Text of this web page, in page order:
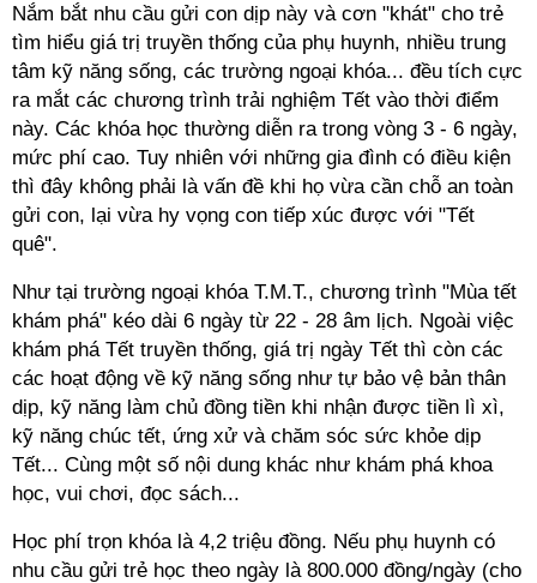
Nắm bắt nhu cầu gửi con dịp này và cơn "khát" cho trẻ
tìm hiểu giá trị truyền thống của phụ huynh, nhiều trung
tâm kỹ năng sống, các trường ngoại khóa... đều tích cực
ra mắt các chương trình trải nghiệm Tết vào thời điểm
này. Các khóa học thường diễn ra trong vòng 3 - 6 ngày,
mức phí cao. Tuy nhiên với những gia đình có điều kiện
thì đây không phải là vấn đề khi họ vừa cần chỗ an toàn
gửi con, lại vừa hy vọng con tiếp xúc được với "Tết
quê".
Như tại trường ngoại khóa T.M.T., chương trình "Mùa tết
khám phá" kéo dài 6 ngày từ 22 - 28 âm lịch. Ngoài việc
khám phá Tết truyền thống, giá trị ngày Tết thì còn các
các hoạt động về kỹ năng sống như tự bảo vệ bản thân
dịp, kỹ năng làm chủ đồng tiền khi nhận được tiền lì xì,
kỹ năng chúc tết, ứng xử và chăm sóc sức khỏe dịp
Tết... Cùng một số nội dung khác như khám phá khoa
học, vui chơi, đọc sách...
Học phí trọn khóa là 4,2 triệu đồng. Nếu phụ huynh có
nhu cầu gửi trẻ học theo ngày là 800.000 đồng/ngày (cho